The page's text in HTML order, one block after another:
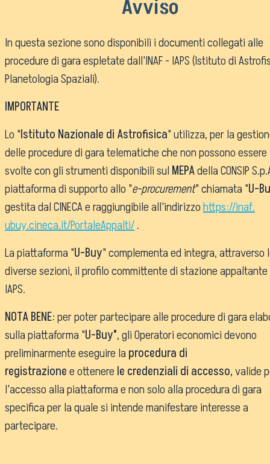
Avviso
In questa sezione sono disponibili i documenti collegati alle
procedure di gara espletate dall'INAF - IAPS (Istituto di
Planetologia Spaziali).
IMPORTANTE
Lo "Istituto Nazionale di Astrofisica" utilizza, per la
delle procedure di gara telematiche che non possono essere
svolte con gli strumenti disponibili sul MEPAdella CONSIP
piattaforma di supporto allo "e-procurement" chiamata "U-
gestita dal CINECA e raggiungibile all'indirizzohttps://inaf.
ubuy.cineca.it/PortaleAppalti/.
La piattaforma "U-Buy" complementa ed integra, attraverso
diverse sezioni, il profilo committente di stazione
IAPS.
NOTA BENE: per poter partecipare alle procedure di gara
sulla piattaforma "U-Buy", gli Operatori economici devono
preliminarmente eseguire la procedura di
registrazionee ottenere le credenziali di accesso,valide
l'accesso alla piattaforma e non solo alla procedura di gara
specifica per la quale si intende manifestare interesse a
partecipare.
Lavora con noi
Amministrazione
Organigramma
Elenchi del personale
Bandi di gara
Ordini e Determine
Chi siamo
Pubblico Scuole e
Eventi e Manifestazioni
Attività per le scuole
FSL - Formazione Scuola